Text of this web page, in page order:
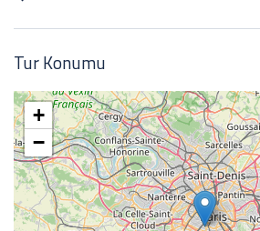
21/09/24 tarihinde istanbuldan bitiyor
Tur Konumu
+
−